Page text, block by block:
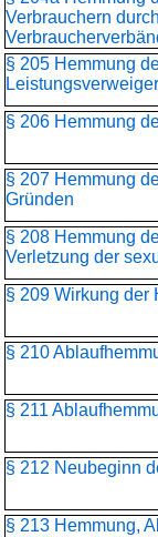
Verbrauchern
§ 205 Hemmung
§ 206 Hemmung
§ 207 Hemmung
Gründen
§ 208 Hemmung
Verletzung der
§ 209 Wirkung der
§ 210
§ 211
§ 212 Neubeginn
§ 213 Hemmung,